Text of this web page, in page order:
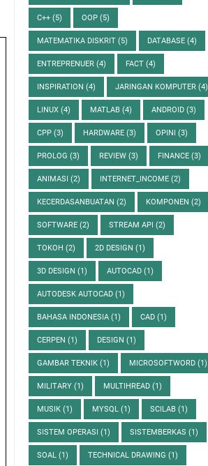
C++ (5) OOP (5)
MATEMATIKA DISKRIT (5) DATABASE (4)
ENTREPRENUER (4) FACT (4)
INSPIRATION (4) JARINGAN KOMPUTER (4)
LINUX (4) MATLAB (4) ANDROID (3)
CPP (3) HARDWARE (3) OPINI (3)
PROLOG (3) REVIEW (3) FINANCE (3)
ANIMASI (2) INTERNET_INCOME (2)
KECERDASANBUATAN (2) KOMPONEN (2)
SOFTWARE (2) STREAM API (2)
TOKOH (2) 2D DESIGN (1)
3D DESIGN (1) AUTOCAD (1)
AUTODESK AUTOCAD (1)
BAHASA INDONESIA (1) CAD (1)
CERPEN (1) DESIGN (1)
GAMBAR TEKNIK (1) MICROSOFTWORD (1)
MILITARY (1) MULTIHREAD (1)
MUSIK (1) MYSQL (1) SCILAB (1)
SISTEM OPERASI (1) SISTEMBERKAS (1)
SOAL (1) TECHNICAL DRAWING (1)